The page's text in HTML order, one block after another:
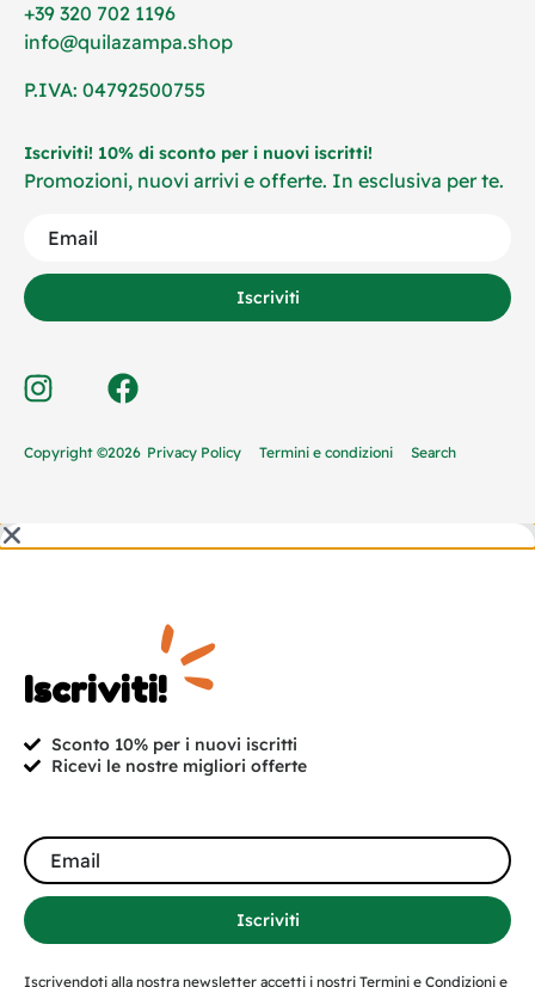
+39 320 702 1196
info@quilazampa.shop
P.IVA: 04792500755
Copyright ©2026 Privacy Policy Termini e condizioni Search
Iscriviti! 10% di sconto per i nuovi iscritti!
Promozioni, nuovi arrivi e offerte. In esclusiva per te.
Iscriviti
Iscriviti!
Sconto 10% per i nuovi iscritti
Ricevi le nostre migliori offerte
Iscriviti
Iscrivendoti alla nostra newsletter accetti i nostri Termini e Condizioni e